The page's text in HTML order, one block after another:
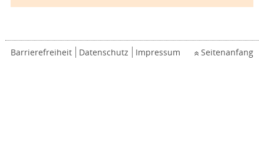
Barrierefreiheit Datenschutz Impressum Seitenanfang